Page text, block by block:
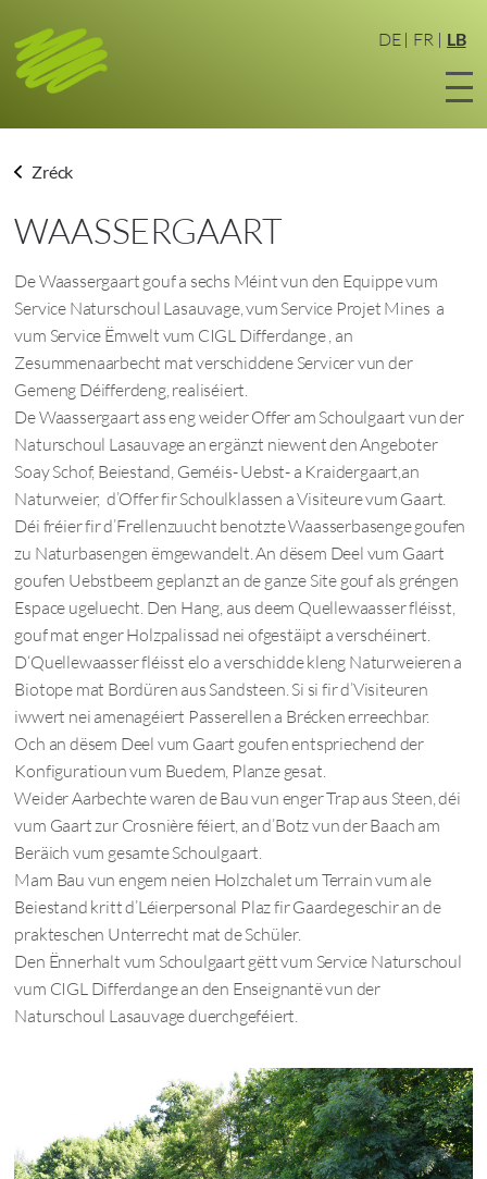
DE FR LB
Zréck
WAASSERGAART
De Waassergaart gouf a sechs Méint vun den Equippe vum
Service Naturschoul Lasauvage, vum Service Projet Mines a
vum Service Ëmwelt vum CIGL Differdange , an
Zesummenaarbecht mat verschiddene Servicer vun der
Gemeng Déifferdeng, realiséiert.
De Waassergaart ass eng weider Offer am Schoulgaart vun der
Naturschoul Lasauvage an ergänzt niewent den Angeboter
Soay Schof, Beiestand, Geméis- Uebst- a Kraidergaart,an
Naturweier, d’Offer fir Schoulklassen a Visiteure vum Gaart.
Déi fréier fir d’Frellenzuucht benotzte Waasserbasenge goufen
zu Naturbasengen ëmgewandelt. An dësem Deel vum Gaart
goufen Uebstbeem geplanzt an de ganze Site gouf als gréngen
Espace ugeluecht. Den Hang, aus deem Quellewaasser fléisst,
gouf mat enger Holzpalissad nei ofgestäipt a verschéinert.
D‘Quellewaasser fléisst elo a verschidde kleng Naturweieren a
Biotope mat Bordüren aus Sandsteen. Si si fir d’Visiteuren
iwwert nei amenagéiert Passerellen a Brécken erreechbar.
Och an dësem Deel vum Gaart goufen entspriechend der
Konfiguratioun vum Buedem, Planze gesat.
Weider Aarbechte waren de Bau vun enger Trap aus Steen, déi
vum Gaart zur Crosnière féiert, an d’Botz vun der Baach am
Beräich vum gesamte Schoulgaart.
Mam Bau vun engem neien Holzchalet um Terrain vum ale
Beiestand kritt d’Léierpersonal Plaz fir Gaardegeschir an de
prakteschen Unterrecht mat de Schüler.
Den Ënnerhalt vum Schoulgaart gëtt vum Service Naturschoul
vum CIGL Differdange an den Enseignantë vun der
Naturschoul Lasauvage duerchgeféiert.